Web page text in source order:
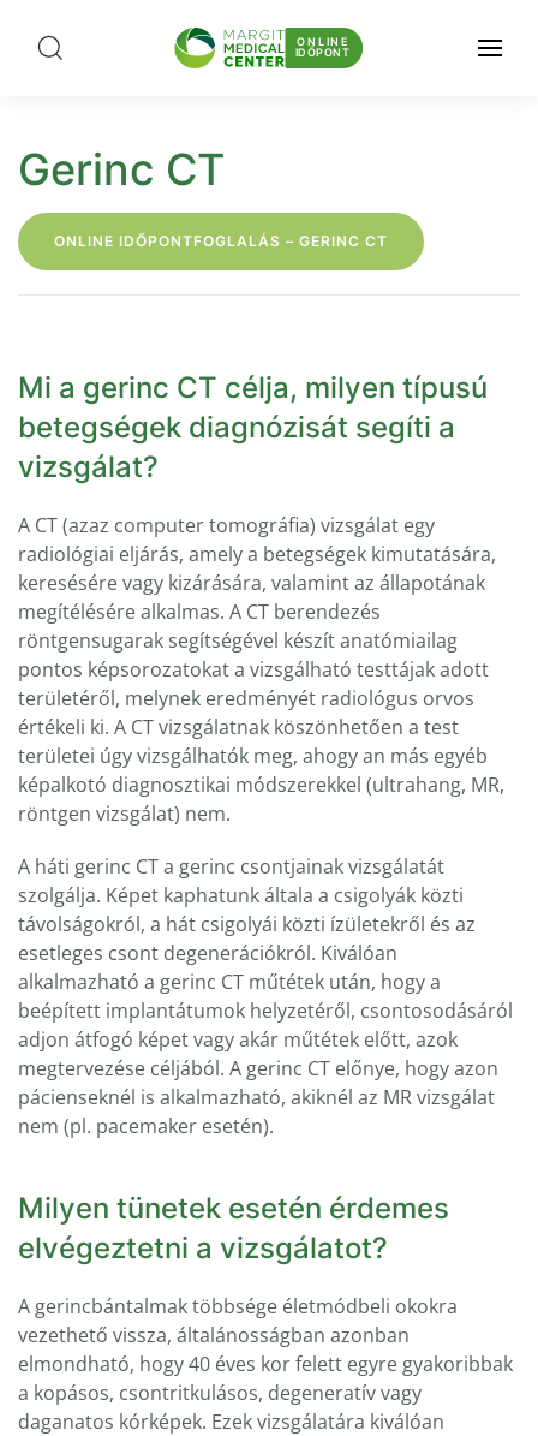
ONLINE
IDŐPONT
Gerinc CT
ONLINE IDŐPONTFOGLALÁS – GERINC CT
Mi a gerinc CT célja, milyen típusú
betegségek diagnózisát segíti a
vizsgálat?
A CT (azaz computer tomográfia) vizsgálat egy
radiológiai eljárás, amely a betegségek kimutatására,
keresésére vagy kizárására, valamint az állapotának
megítélésére alkalmas. A CT berendezés
röntgensugarak segítségével készít anatómiailag
pontos képsorozatokat a vizsgálható testtájak adott
területéről, melynek eredményét radiológus orvos
értékeli ki. A CT vizsgálatnak köszönhetően a test
területei úgy vizsgálhatók meg, ahogy an más egyéb
képalkotó diagnosztikai módszerekkel (ultrahang, MR,
röntgen vizsgálat) nem.
A háti gerinc CT a gerinc csontjainak vizsgálatát
szolgálja. Képet kaphatunk általa a csigolyák közti
távolságokról, a hát csigolyái közti ízületekről és az
esetleges csont degenerációkról. Kiválóan
alkalmazható a gerinc CT műtétek után, hogy a
beépített implantátumok helyzetéről, csontosodásáról
adjon átfogó képet vagy akár műtétek előtt, azok
megtervezése céljából. A gerinc CT előnye, hogy azon
pácienseknél is alkalmazható, akiknél az MR vizsgálat
nem (pl. pacemaker esetén).
Milyen tünetek esetén érdemes
elvégeztetni a vizsgálatot?
A gerincbántalmak többsége életmódbeli okokra
vezethető vissza, általánosságban azonban
elmondható, hogy 40 éves kor felett egyre gyakoribbak
a kopásos, csontritkulásos, degeneratív vagy
daganatos kórképek. Ezek vizsgálatára kiválóan